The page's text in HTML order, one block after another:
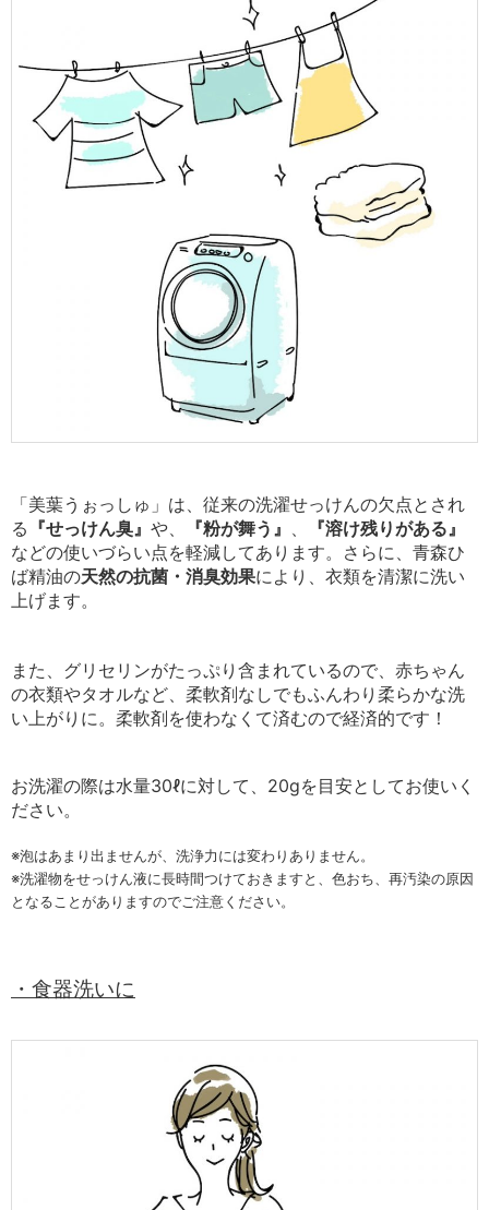
「美葉うぉっしゅ」は、従来の洗濯せっけんの欠点とされ
る 『せっけん臭』 や、 『粉が舞う』 、
『溶け残りがある』
などの使いづらい点を軽減してあります。さらに、青森ひ
ば精油の天然の抗菌・消臭効果により、衣類を清潔に洗い
上げます。
また、グリセリンがたっぷり含まれているので、赤ちゃん
の衣類やタオルなど、柔軟剤なしでもふんわり柔らかな洗
い上がりに。柔軟剤を使わなくて済むので経済的です！
お洗濯の際は水量30ℓに対して、20gを目安としてお使いく
ださい。
※泡はあまり出ませんが、洗浄力には変わりありません。
※洗濯物をせっけん液に長時間つけておきますと、色おち、再汚染の原因
となることがありますのでご注意ください。
・食器洗いに